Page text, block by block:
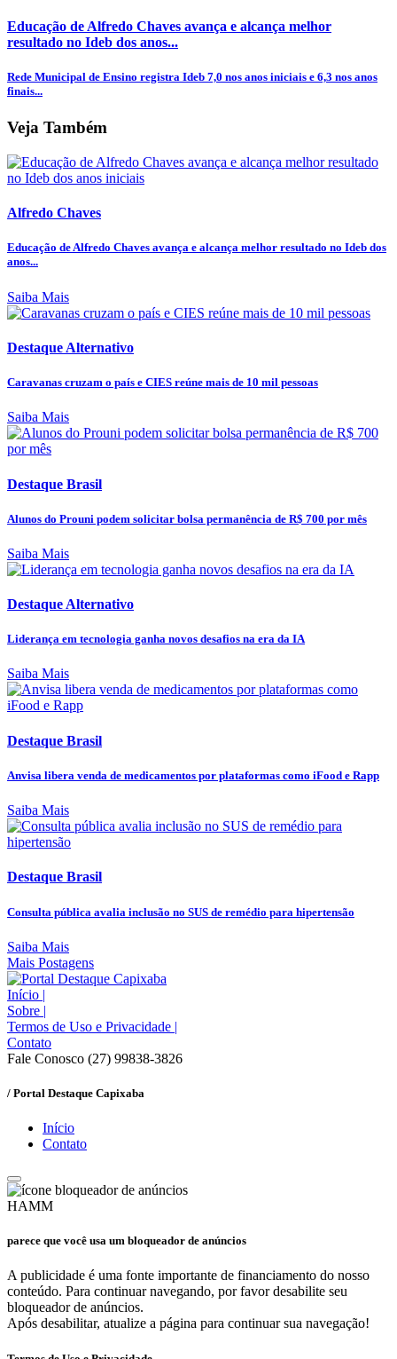
Educação de Alfredo Chaves avança e alcança melhor
resultado no Ideb dos anos...
Rede Municipal de Ensino registra Ideb 7,0 nos anos iniciais e 6,3 nos anos
finais...
Veja Também
Alfredo Chaves
Educação de Alfredo Chaves avança e alcança melhor resultado no Ideb dos
anos...
Saiba Mais
Destaque Alternativo
Caravanas cruzam o país e CIES reúne mais de 10 mil pessoas
Saiba Mais
Destaque Brasil
Alunos do Prouni podem solicitar bolsa permanência de R$ 700 por mês
Saiba Mais
Destaque Alternativo
Liderança em tecnologia ganha novos desafios na era da IA
Saiba Mais
Destaque Brasil
Anvisa libera venda de medicamentos por plataformas como iFood e Rapp
Saiba Mais
Destaque Brasil
Consulta pública avalia inclusão no SUS de remédio para hipertensão
Saiba Mais
Mais Postagens
Início |
Sobre |
Termos de Uso e Privacidade |
Contato
Fale Conosco (27) 99838-3826
/ Portal Destaque Capixaba
Início
Contato
HAMM
parece que você usa um bloqueador de anúncios
A publicidade é uma fonte importante de financiamento do nosso
conteúdo. Para continuar navegando, por favor desabilite seu
bloqueador de anúncios.
Após desabilitar, atualize a página para continuar sua navegação!